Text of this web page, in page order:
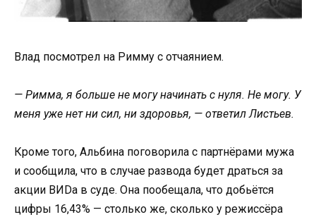
Влад посмотрел на Римму с отчаянием.
— Римма, я больше не могу начинать с нуля. Не могу. У
меня уже нет ни сил, ни здоровья, — ответил Листьев.
Кроме того, Альбина поговорила с партнёрами мужа
и сообщила, что в случае развода будет драться за
акции ВИDа в суде. Она пообещала, что добьётся
цифры 16,43% — столько же, сколько у режиссёра